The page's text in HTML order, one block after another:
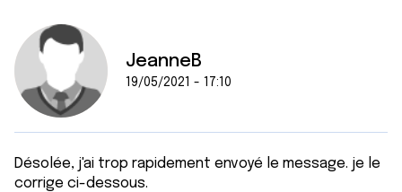
JeanneB
19/05/2021 - 17:10
Désolée, j'ai trop rapidement envoyé le message. je le
corrige ci-dessous.